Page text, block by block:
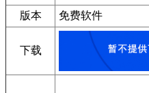
版本
免费软件
下载